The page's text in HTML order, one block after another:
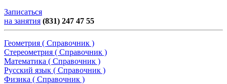
Записаться
на занятия (831) 247 47 55
Геометрия ( Справочник )
Стереометрия ( Справочник )
Математика ( Справочник )
Русский язык ( Справочник )
Физика ( Справочник )